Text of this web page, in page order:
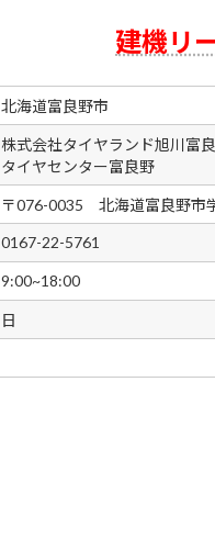
建機リ
北海道富良野市
株式会社タイヤランド旭川富
タイヤセンター富良野
〒076-0035 北海道富良野市
0167-22-5761
9:00~18:00
日